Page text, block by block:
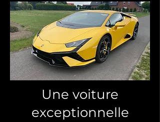
Une voiture
exceptionnelle